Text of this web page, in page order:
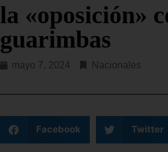
la «oposición»
guarimbas
mayo 7, 2024 Nacionales
Facebook Twitter